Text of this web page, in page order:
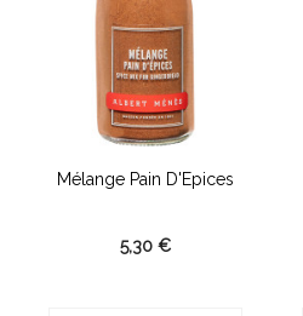
Mélange Pain D'Epices
5,30 €